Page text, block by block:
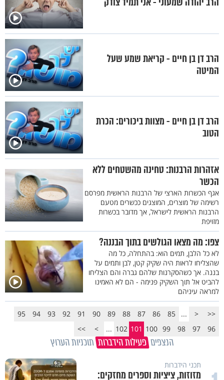
הרב דן בן חיים - קריאת שמע שעל
המיטה
הרב דן בן חיים - מצוות ביכורים: הכרת
הטוב
אזהרות הרבנות: טחינה מהשטחים ללא
הכשר
אגף הכשרות הארצי של הרבנות הראשית מפרסם
רשימה של מוצרים, המוצגים ככשרים מטעם
הרבנות הראשית לישראל, אך מדובר בכשרות
מזויפת
צפו: מה מצאו הגולשים בתוך הבננה?
לא כל הלבן, תמים הוא: בהתחלה, כל מה
שהצליחו לראות היה שקיק קטן, לבן ותמים על
בננה. אך כשהסקרנות שלהם גברה והם הצליחו
להביט אל תוך השקיק פנימה - הם לא האמינו
למראה עיניהם
<<
<
...
85
86
87
88
89
90
91
92
93
94
95
96
97
98
99
100
101
102
...
>
>>
הנצפים פעילות הידברות תוכניות הערוץ
תכני הידברות
מזוזות, ציציות וספרים מחזקים: